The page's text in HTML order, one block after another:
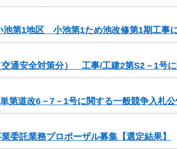
第1地区 小池第1ため池改修第1期工事
通安全対策分） 工事/工建2第S2－1号
道改6－7－1号に関する一般競争入札公
委託業務プロポーザル募集【選定結果】